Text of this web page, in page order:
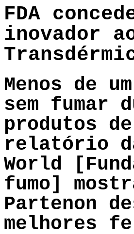
FDA
inovador
Menos de
sem fumar
produtos
relatório
World
fumo]
Partenon
melhores